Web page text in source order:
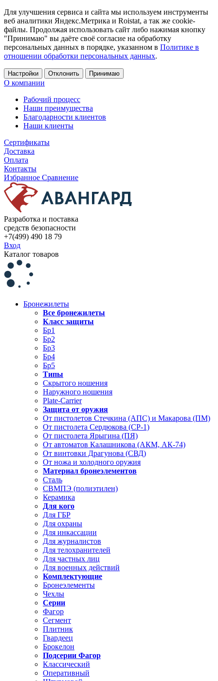
Для улучшения сервиса и сайта мы используем инструменты
веб аналитики Яндекс.Метрика и Roistat, а так же cookie-
файлы. Продолжая использовать сайт либо нажимая кнопку
"Принимаю" вы даёте своё согласие на обработку
персональных данных в порядке, указанном в Политике в
отношении обработки персональных данных.
Настройки Отклонить Принимаю
О компании
Рабочий процесс
Наши преимущества
Благодарности клиентов
Наши клиенты
Сертификаты
Доставка
Оплата
Контакты
Избранное Сравнение
Разработка и поставка
средств безопасности
+7(499) 490 18 79
Вход
Каталог товаров
Бронежилеты
Все бронежилеты
Класс защиты
Бр1
Бр2
Бр3
Бр4
Бр5
Типы
Скрытого ношения
Наружного ношения
Plate-Carrier
Защита от оружия
От пистолетов Стечкина (АПС) и Макарова (ПМ)
От пистолета Сердюкова (СР-1)
От пистолета Ярыгина (ПЯ)
От автоматов Калашникова (АКМ, АК-74)
От винтовки Драгунова (СВД)
От ножа и холодного оружия
Материал бронеэлементов
Сталь
СВМПЭ (полиэтилен)
Керамика
Для кого
Для ГБР
Для охраны
Для инкассации
Для журналистов
Для телохранителей
Для частных лиц
Для военных действий
Комплектующие
Бронеэлементы
Чехлы
Серии
Фагор
Сегмент
Плитник
Гвардеец
Брокелон
Подсерии Фагор
Классический
Оперативный